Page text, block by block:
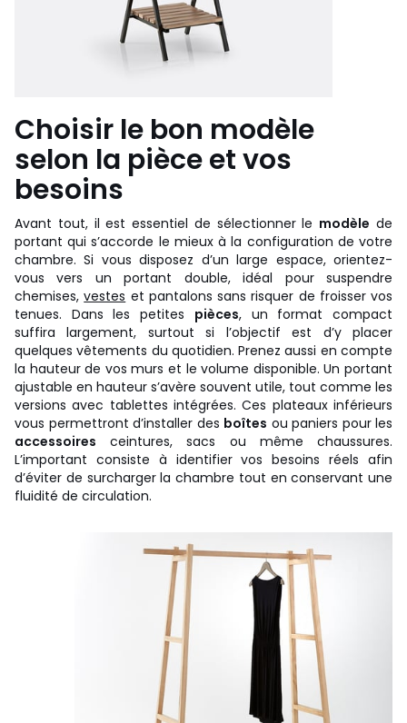
Choisir le bon modèle
selon la pièce et vos
besoins
Avant tout, il est essentiel de sélectionner le modèle de
portant qui s’accorde le mieux à la configuration de votre
chambre. Si vous disposez d’un large espace, orientez-
vous vers un portant double, idéal pour suspendre
chemises,vestes et pantalons sans risquer de froisser vos
tenues. Dans les petites pièces, un format compact
suffira largement, surtout si l’objectif est d’y placer
quelques vêtements du quotidien. Prenez aussi en compte
la hauteur de vos murs et le volume disponible. Un portant
ajustable en hauteur s’avère souvent utile, tout comme les
versions avec tablettes intégrées. Ces plateaux inférieurs
vous permettront d’installer des boîtes ou paniers pour les
accessoires ceintures, sacs ou même chaussures.
L’important consiste à identifier vos besoins réels afin
d’éviter de surcharger la chambre tout en conservant une
fluidité de circulation.